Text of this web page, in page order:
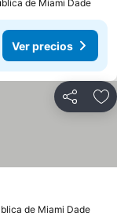
de Miami Dade
Ver precios
Compartir
de Miami Dade